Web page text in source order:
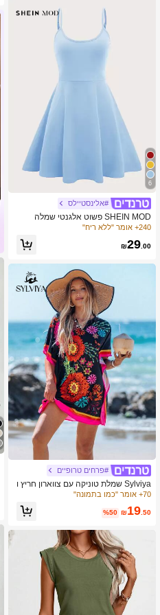
6
#אלינסטיילס
SHEIN MOD פשוט אלגנטי שמלה
240+ אומר "ללא ריח"
₪29.00
#פרחים טרופיים
Sylviya שמלת טוניקה עם צווארון חריץ ו
הדפס מנדלה, שמלת מסיבת תה, שמלות
70+ אומר "כמו בתמונה"
₪19.50
%50